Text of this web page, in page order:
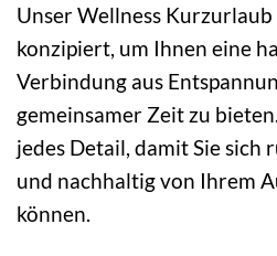
Unser Wellness
konzipiert, um Ihnen eine
Verbindung aus
gemeinsamer Zeit zu
jedes Detail, damit Sie sich
und nachhaltig von Ihrem
können.